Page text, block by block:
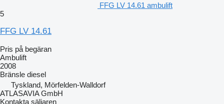
FFG LV 14.61 ambulift
5
FFG LV 14.61
Pris på begäran
Ambulift
2008
Bränsle diesel
Tyskland, Mörfelden-Walldorf
ATLASAVIA GmbH
Kontakta säljaren